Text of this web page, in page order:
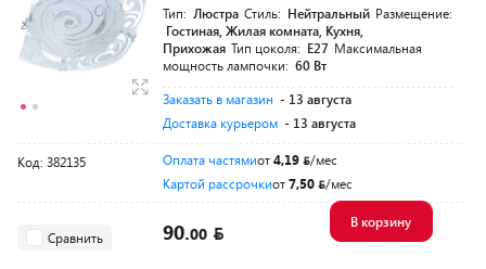
Тип: Люстра Стиль: Нейтральный Размещение:
Гостиная, Жилая комната, Кухня,
Прихожая Тип цоколя: E27 Максимальная
мощность лампочки: 60 Вт
Заказать в магазин - 13 августа
Доставка курьером - 13 августа
Код: 382135 Оплата частямиот4,19
/мес
Картой рассрочкиот7,50 /мес
Сравнить 90.00
В корзину